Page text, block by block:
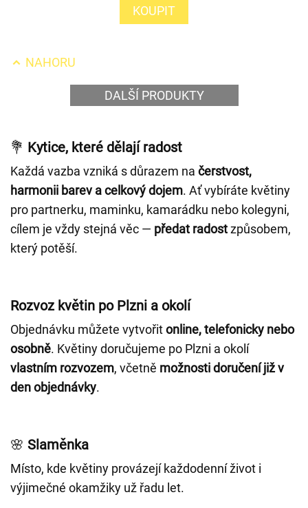
KOUPIT
NAHORU
DALŠÍ PRODUKTY
💐 Kytice, které dělají radost
Každá vazba vzniká s důrazem na čerstvost,
harmonii barev a celkový dojem. Ať vybíráte květiny
pro partnerku, maminku, kamarádku nebo kolegyni,
cílem je vždy stejná věc — předat radostzpůsobem,
který potěší.
Rozvoz květin po Plzni a okolí
Objednávku můžete vytvořitonline, telefonicky nebo
osobně. Květiny doručujeme po Plzni a okolí
vlastním rozvozem, včetně možnosti doručení již v
den objednávky.
🌸 Slaměnka
Místo, kde květiny provázejí každodenní život i
výjimečné okamžiky už řadu let.